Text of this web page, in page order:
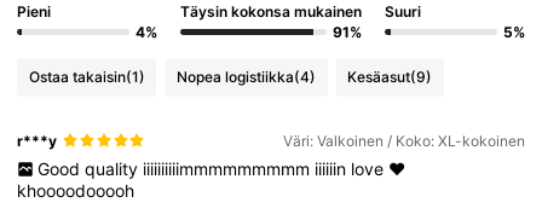
Pieni
4%
Täysin kokonsa mukainen
91%
Suuri
5%
Ostaa takaisin(1) Nopea logistiikka(4) Kesäasut(9)
r***y Väri: Valkoinen / Koko: XL-kokoinen
Good quality iiiiiiiiiimmmmmmmmm iiiiiin love ❤️
khoooodooooh